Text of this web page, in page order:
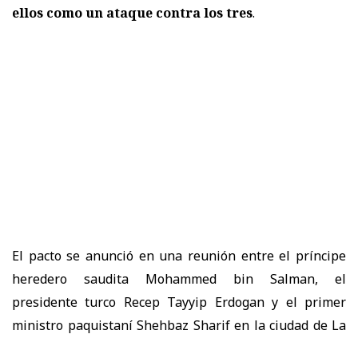
ellos como un ataque contra los tres.
El pacto se anunció en una reunión entre el príncipe
heredero saudita Mohammed bin Salman, el
presidente turco Recep Tayyip Erdogan y el primer
ministro paquistaní Shehbaz Sharif en la ciudad de La